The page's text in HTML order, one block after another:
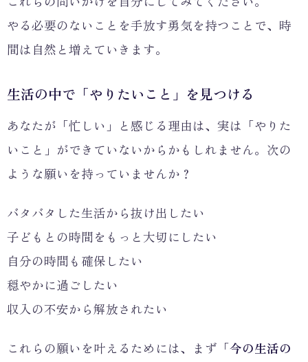
やる必要のないことを手放す勇気を持つことで、時
間は自然と増えていきます。
生活の中で「やりたいこと」を見つける
あなたが「忙しい」と感じる理由は、実は「やりた
いこと」ができていないからかもしれません。次の
ような願いを持っていませんか？
バタバタした生活から抜け出したい
子どもとの時間をもっと大切にしたい
自分の時間も確保したい
穏やかに過ごしたい
収入の不安から解放されたい
これらの願いを叶えるためには、まず「今の生活の